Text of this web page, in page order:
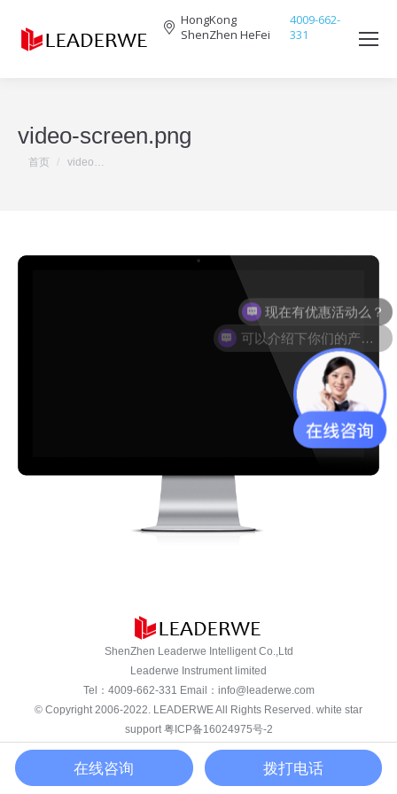
HongKong
ShenZhen HeFei
4009-662-
331
video-screen.png
您在这里：
首页 video…
ShenZhen Leaderwe Intelligent Co.,Ltd
Leaderwe Instrument limited
Tel： 4009-662-331 Email： info@leaderwe.com
© Copyright 2006-2022. LEADERWEAll Rights Reserved. white star
support粤ICP备16024975号-2
现在有优惠活动么？
在线咨询 拨打电话